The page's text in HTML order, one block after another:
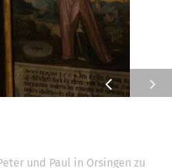
und Paul in Orsingen zu